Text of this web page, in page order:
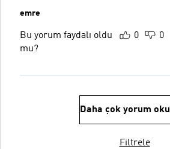
emre
Bu yorum faydalı oldu
mu?
0 0
Daha çok yorum oku
Filtrele